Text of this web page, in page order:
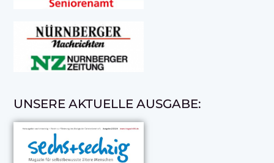
UNSERE AKTUELLE AUSGABE: